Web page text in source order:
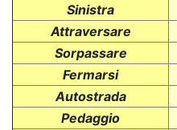
Sinistra
Attraversare
Sorpassare
Fermarsi
Autostrada
Pedaggio